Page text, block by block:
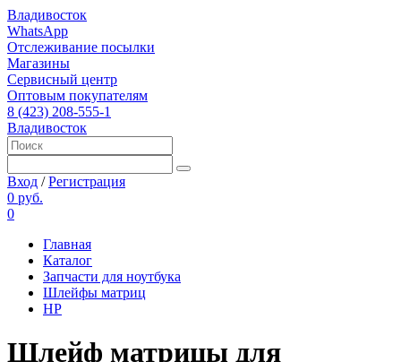
Владивосток
WhatsApp
Отслеживание посылки
Магазины
Сервисный центр
Оптовым покупателям
8 (423) 208-555-1
Владивосток
Вход /Регистрация
0 руб.
0
Главная
Каталог
Запчасти для ноутбука
Шлейфы матриц
HP
Шлейф матрицы для